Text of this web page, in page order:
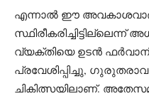
എന്നാൽ ഈ
സ്ഥിരീകരിച്ചിട്ടില്ലെന്ന്
വ്യക്തിയെ ഉടൻ
പ്രവേശിപ്പിച്ചു,
ചികിത്സയിലാണ്.